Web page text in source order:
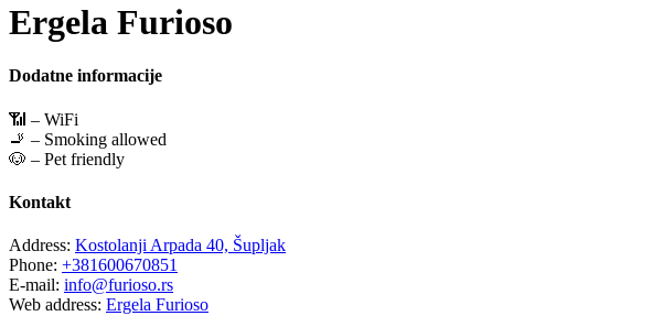
Ergela Furioso
Dodatne informacije
📶 – WiFi
🚬 – Smoking allowed
🐶 – Pet friendly
Kontakt
Address: Kostolanji Arpada 40, Šupljak
Phone: +381600670851
E-mail: info@furioso.rs
Web address: Ergela Furioso